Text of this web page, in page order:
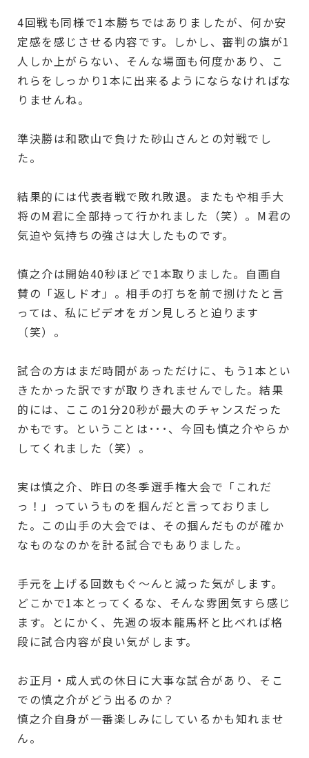
4回戦も同様で1本勝ちではありましたが、何か安
定感を感じさせる内容です。しかし、審判の旗が1
人しか上がらない、そんな場面も何度かあり、こ
れらをしっかり1本に出来るようにならなければな
りませんね。
準決勝は和歌山で負けた砂山さんとの対戦でし
た。
結果的には代表者戦で敗れ敗退。またもや相手大
将のM君に全部持って行かれました（笑）。M君の
気迫や気持ちの強さは大したものです。
慎之介は開始40秒ほどで1本取りました。自画自
賛の「返しドオ」。相手の打ちを前で捌けたと言
っては、私にビデオをガン見しろと迫ります
（笑）。
試合の方はまだ時間があっただけに、もう1本とい
きたかった訳ですが取りきれませんでした。結果
的には、ここの1分20秒が最大のチャンスだった
かもです。ということは･･･、今回も慎之介やらか
してくれました（笑）。
実は慎之介、昨日の冬季選手権大会で「これだ
っ！」っていうものを掴んだと言っておりまし
た。この山手の大会では、その掴んだものが確か
なものなのかを計る試合でもありました。
手元を上げる回数もぐ～んと減った気がします。
どこかで1本とってくるな、そんな雰囲気すら感じ
ます。とにかく、先週の坂本龍馬杯と比べれば格
段に試合内容が良い気がします。
お正月・成人式の休日に大事な試合があり、そこ
での慎之介がどう出るのか？
慎之介自身が一番楽しみにしているかも知れませ
ん。